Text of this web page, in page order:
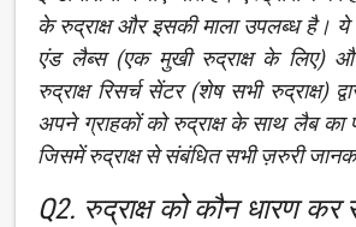
के रुद्राक्ष और इसकी माला उपलब्ध है। ये
एंड लैब्स (एक मुखी रुद्राक्ष के लिए)
रुद्राक्ष रिसर्च सेंटर (शेष सभी रुद्राक्ष)
अपने ग्राहकों को रुद्राक्ष के साथ लैब का
जिसमें रुद्राक्ष से संबंधित सभी ज़रुरी
Q2. रुद्राक्ष को कौन धारण कर